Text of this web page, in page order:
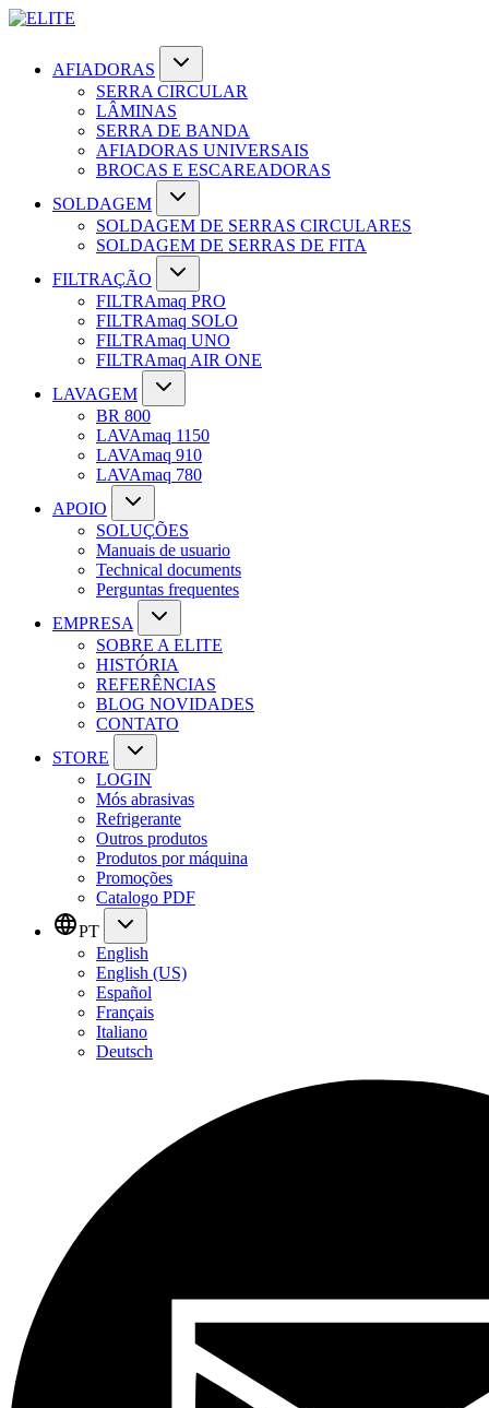
AFIADORAS
SERRA CIRCULAR
LÂMINAS
SERRA DE BANDA
AFIADORAS UNIVERSAIS
BROCAS E ESCAREADORAS
SOLDAGEM
SOLDAGEM DE SERRAS CIRCULARES
SOLDAGEM DE SERRAS DE FITA
FILTRAÇÃO
FILTRAmaq PRO
FILTRAmaq SOLO
FILTRAmaq UNO
FILTRAmaq AIR ONE
LAVAGEM
BR 800
LAVAmaq 1150
LAVAmaq 910
LAVAmaq 780
APOIO
SOLUÇÕES
Manuais de usuario
Technical documents
Perguntas frequentes
EMPRESA
SOBRE A ELITE
HISTÓRIA
REFERÊNCIAS
BLOG NOVIDADES
CONTATO
STORE
LOGIN
Mós abrasivas
Refrigerante
Outros produtos
Produtos por máquina
Promoções
Catalogo PDF
PT
English
English (US)
Español
Français
Italiano
Deutsch